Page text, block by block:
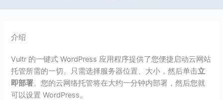
介绍
Vultr 的一键式 WordPress 应用程序提供了您便捷启动云网站
托管所需的一切。只需选择服务器位置、大小，然后单击立
即部署。您的云网络托管将在大约一分钟内部署，然后您就
可以设置 WordPress。